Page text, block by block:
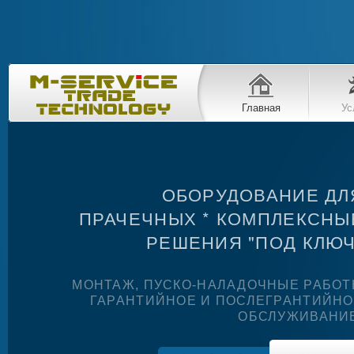
Главная
ОБОРУДОВАНИЕ
ПРАЧЕЧНЫХ *
РЕШЕНИЯ "ПОД
МОНТАЖ, ПУСКО-НАЛАДОЧНЫЕ
ГАРАНТИЙНОЕ И